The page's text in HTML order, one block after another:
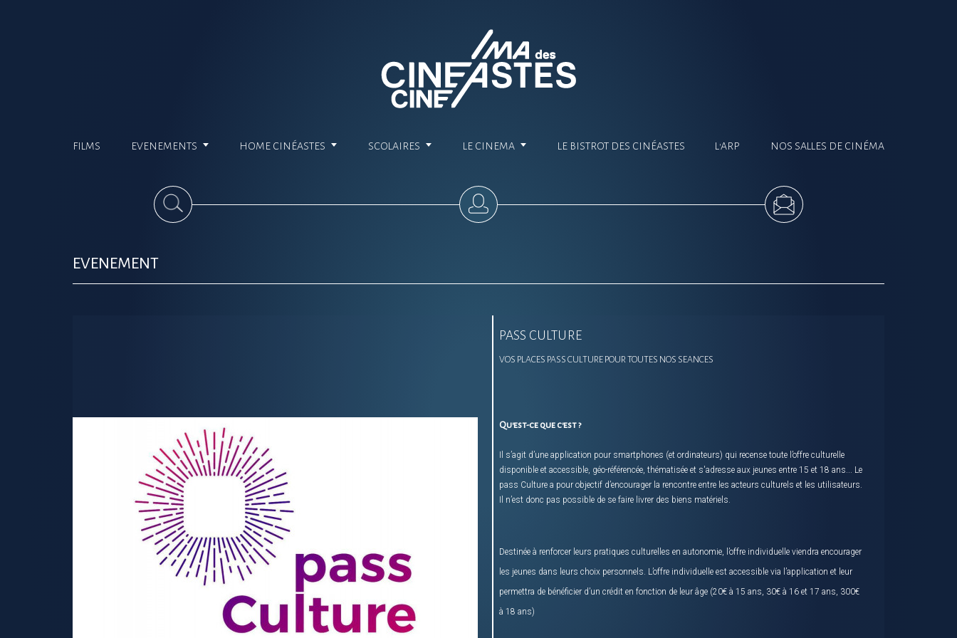
FILMS EVENEMENTS HOME CINÉASTES SCOLAIRES LE CINEMA LE BISTROT DES CINÉASTES L'ARP NOS SALLES DE CINÉMA
EVENEMENT
PASS CULTURE
VOS PLACES PASS CULTURE POUR TOUTES NOS SEANCES
Qu'est-ce que c'est ?
Il s’agit d’une application pour smartphones (et ordinateurs) qui recense toute l’offre culturelle
disponible et accessible, géo-référencée, thématisée et s'adresse aux jeunes entre 15 et 18 ans... Le
pass Culture a pour objectif d’encourager la rencontre entre les acteurs culturels et les utilisateurs.
Il n’est donc pas possible de se faire livrer des biens matériels.
Destinée à renforcer leurs pratiques culturelles en autonomie, l’offre individuelle viendra encourager
les jeunes dans leurs choix personnels. L’offre individuelle est accessible via l’application et leur
permettra de bénéficier d’un crédit en fonction de leur âge (20€ à 15 ans, 30€ à 16 et 17 ans, 300€
à 18 ans)